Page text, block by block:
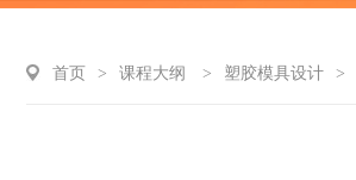
首页 > 课程大纲 > 塑胶模具设计 >